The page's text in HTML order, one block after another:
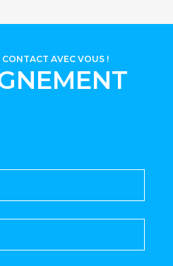
AVEC VOUS !